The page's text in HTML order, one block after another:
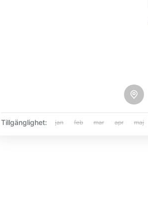
Tillgänglighet: jan feb mar apr maj